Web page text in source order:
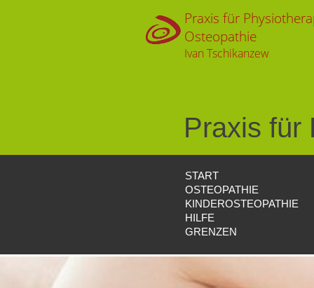
Praxis für
Osteopathie
Ivan Tschikanzew
START
OSTEOPATHIE
KINDEROSTEOPATHIE
HILFE
GRENZEN
Praxis für